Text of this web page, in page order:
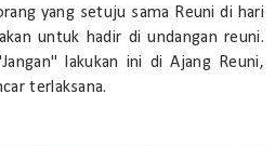
yang setuju sama Reuni di hari
untuk hadir di undangan reuni.
lakukan ini di Ajang Reuni,
terlaksana.